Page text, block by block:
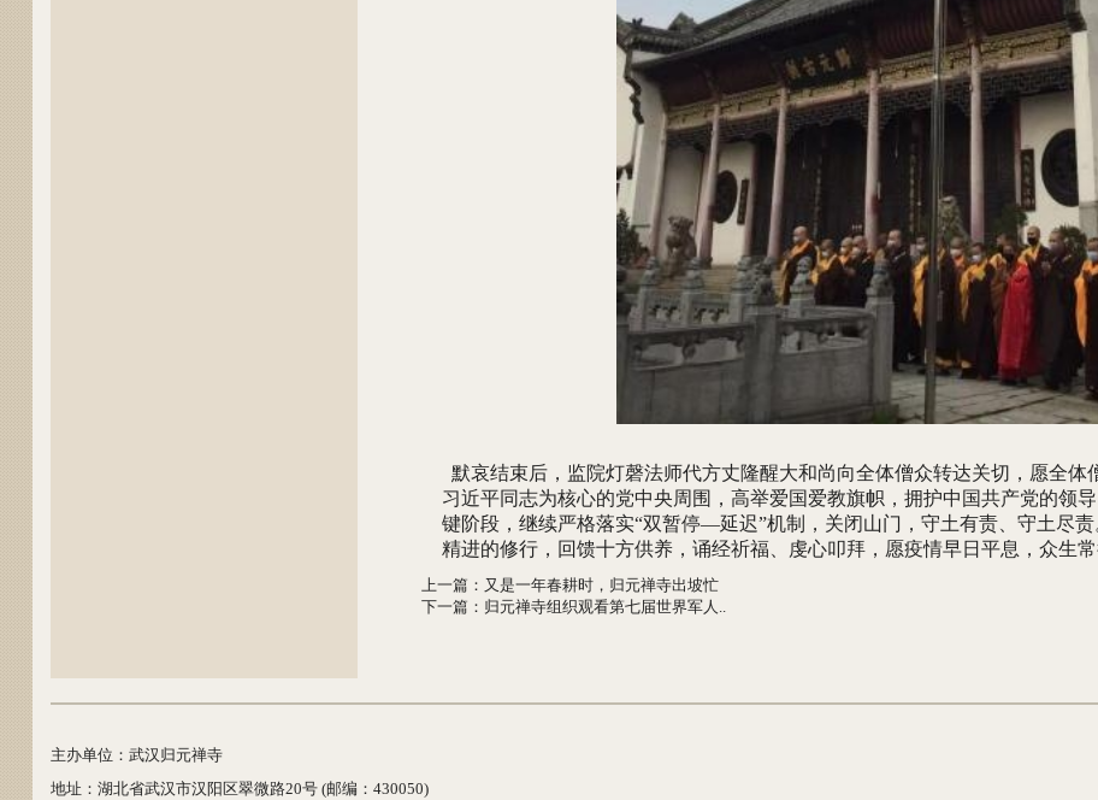
默哀结束后，监院灯磬法师代方丈隆醒大和尚向全体僧众转达关切，愿全
习近平同志为核心的党中央周围，高举爱国爱教旗帜，拥护中国共产党的领
键阶段，继续严格落实“双暂停—延迟”机制，关闭山门，守土有责、守土尽
精进的修行，回馈十方供养，诵经祈福、虔心叩拜，愿疫情早日平息，众生常
上一篇 ： 又是一年春耕时，归元禅寺出坡忙
下一篇 ： 归元禅寺组织观看第七届世界军人..
主办单位：武汉归元禅寺
地址：湖北省武汉市汉阳区翠微路20号 (邮编：430050)